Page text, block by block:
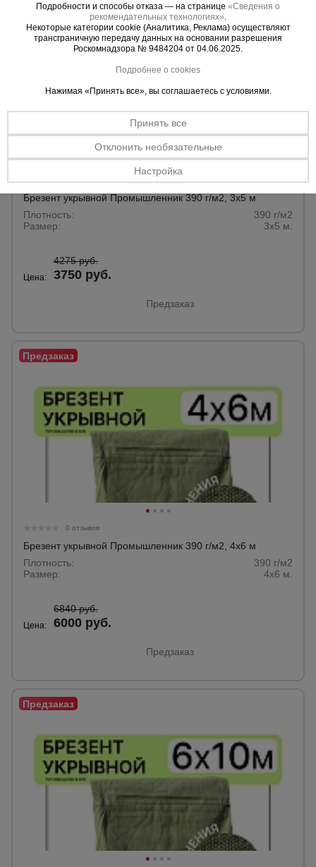
Брезент укрывной Промышленник 390 г/м2, 3х5 м
Плотность:
390 г/м2
Размер:
3х5 м.
Цена:
4275 руб.
3750 руб.
Предзаказ
0 отзывов
Брезент укрывной Промышленник 390 г/м2, 4х6 м
Плотность:
390 г/м2
Размер:
4х6 м.
Цена:
6840 руб.
6000 руб.
Предзаказ
Подробности и способы отказа — на странице «Сведения о
рекомендательных технологиях».
Некоторые категории cookie (Аналитика, Реклама) осуществляют
трансграничную передачу данных на основании разрешения
Роскомнадзора № 9484204 от 04.06.2025.
Подробнее о cookies
Нажимая «Принять все», вы соглашаетесь с условиями.
Принять все
Отклонить необязательные
Настройка